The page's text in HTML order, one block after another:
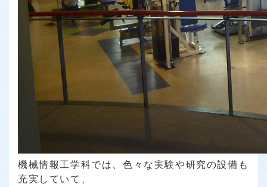
機械情報工学科では、色々な実験や研究の設備も
充実していて、